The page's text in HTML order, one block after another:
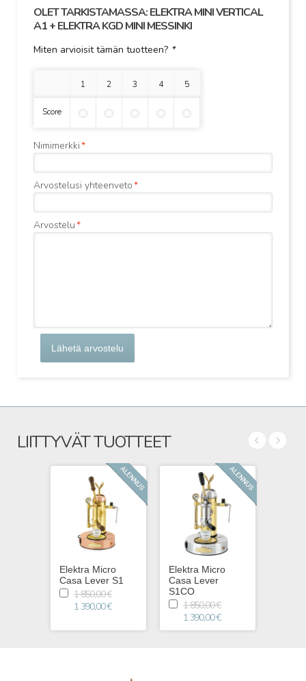
OLET TARKISTAMASSA:ELEKTRA MINI VERTICAL
A1 + ELEKTRA KGD MINI MESSINKI
Miten arvioisit tämän tuotteen? *
1 tähti 2 tähteä3 tähteä4 tähteä5 tähteä
Score
*
Nimimerkki
*
Arvostelusi yhteenveto
*
Arvostelu
Lähetä arvostelu
LIITTYVÄT TUOTTEET
Elektra Micro
Casa Lever S1
1 850,00 €
1 390,00 €
Elektra Micro
Casa Lever
S1CO
1 850,00 €
1 390,00 €